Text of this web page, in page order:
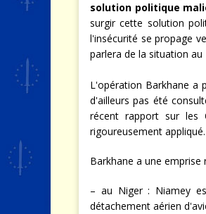
solution politique
surgir cette solution
l'insécurité se propage
parlera de la situation
L'opération Barkhane a
d'ailleurs pas été
récent rapport sur les
rigoureusement appliqué.
Barkhane a une emprise
– au Niger : Niamey
détachement aérien